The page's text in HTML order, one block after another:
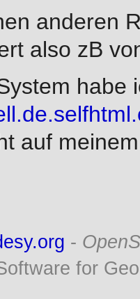
anderen
also zB
habe
auf
-
for